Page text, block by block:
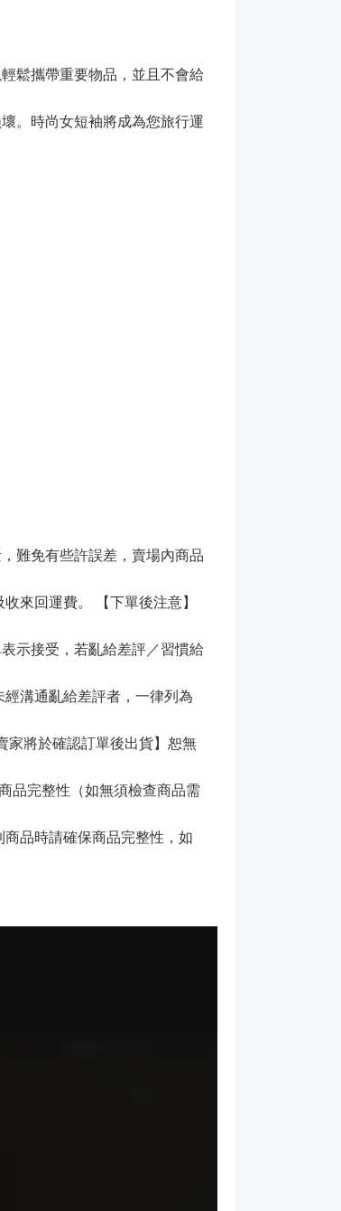
鬆攜帶重要物品，並且不會給
。時尚女短袖將成為您旅行運
難免有些許誤差，賣場內商品
來回運費。 【下單後注意】
示接受，若亂給差評／習慣給
溝通亂給差評者，一律列為
家將於確認訂單後出貨】恕無
品完整性（如無須檢查商品需
品時請確保商品完整性，如